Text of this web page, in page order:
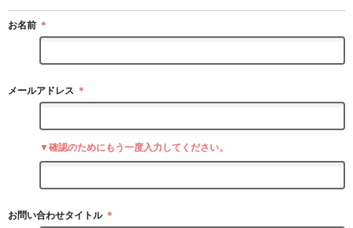
お名前 ＊
メールアドレス ＊
▼確認のためにもう一度入力してください。
お問い合わせタイトル ＊